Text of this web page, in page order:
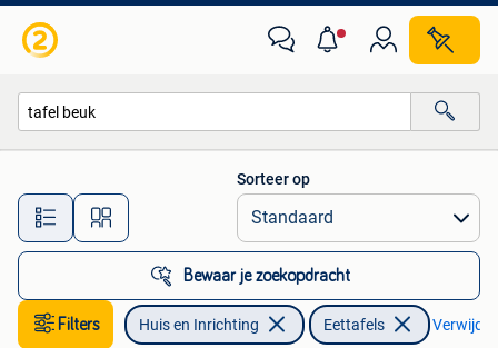
Alle afstanden…
Sorteer op
Bewaar je zoekopdracht
Filters Huis en Inrichting Eettafels